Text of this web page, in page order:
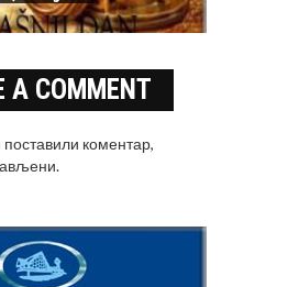
A COMMENT
коментар,
.